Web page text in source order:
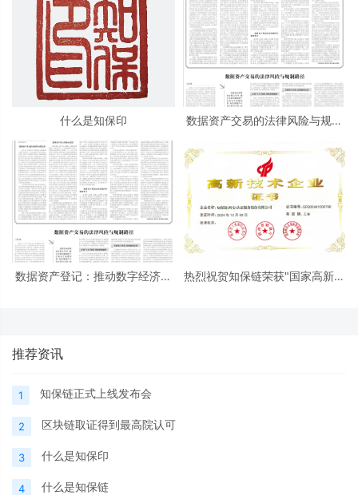
什么是知保印
数据资产交易的法律风险与规制
数据资产登记：推动数字经济发
热烈祝贺知保链荣获"国家高新技
推荐资讯
1 知保链正式上线发布会
2 区块链取证得到最高院认可
3 什么是知保印
4 什么是知保链